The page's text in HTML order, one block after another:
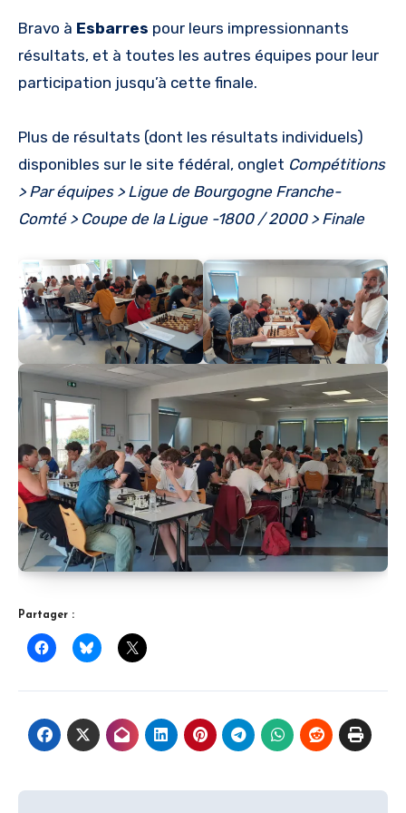
Bravo à Esbarres pour leurs impressionnants
résultats, et à toutes les autres équipes pour leur
participation jusqu’à cette finale.
Plus de résultats (dont les résultats individuels)
disponibles sur le site fédéral, onglet Compétitions
> Par équipes > Ligue de Bourgogne Franche-
Comté > Coupe de la Ligue -1800 / 2000 > Finale
Partager :